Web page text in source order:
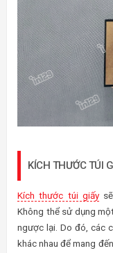
KÍCH THƯỚC TÚI
Kích thước túi giấy
Không thể sử dụng
ngược lại. Do đó, các
khác nhau để mang